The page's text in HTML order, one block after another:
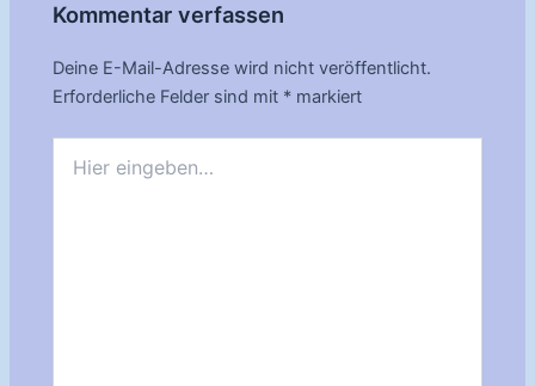
Kommentar verfassen
Deine E-Mail-Adresse wird nicht veröffentlicht.
Erforderliche Felder sind mit * markiert
eingeben…